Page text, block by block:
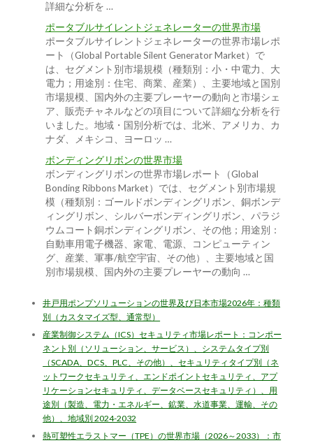
詳細な分析を …
ポータブルサイレントジェネレーターの世界市場
ポータブルサイレントジェネレーターの世界市場レポ
ート（Global Portable Silent Generator Market）で
は、セグメント別市場規模（種類別：小・中電力、大
電力；用途別：住宅、商業、産業）、主要地域と国別
市場規模、国内外の主要プレーヤーの動向と市場シェ
ア、販売チャネルなどの項目について詳細な分析を行
いました。地域・国別分析では、北米、アメリカ、カ
ナダ、メキシコ、ヨーロッ …
ボンディングリボンの世界市場
ボンディングリボンの世界市場レポート（Global
Bonding Ribbons Market）では、セグメント別市場規
模（種類別：ゴールドボンディングリボン、銅ボンデ
ィングリボン、シルバーボンディングリボン、パラジ
ウムコート銅ボンディングリボン、その他；用途別：
自動車用電子機器、家電、電源、コンピューティン
グ、産業、軍事/航空宇宙、その他）、主要地域と国
別市場規模、国内外の主要プレーヤーの動向 …
井戸用ポンプソリューションの世界及び日本市場2026年：種類
別（カスタマイズ型、通常型）
産業制御システム（ICS）セキュリティ市場レポート：コンポー
ネント別（ソリューション、サービス）、システムタイプ別
（SCADA、DCS、PLC、その他）、セキュリティタイプ別（ネ
ットワークセキュリティ、エンドポイントセキュリティ、アプ
リケーションセキュリティ、データベースセキュリティ）、用
途別（製造、電力・エネルギー、鉱業、水道事業、運輸、その
他）、地域別 2024-2032
熱可塑性エラストマー（TPE）の世界市場（2026～2033）：市